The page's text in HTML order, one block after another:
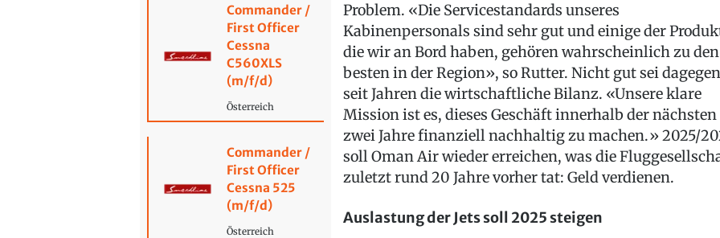
Commander /
First Officer
Cessna
C560XLS
(m/f/d)
Österreich
Commander /
First Officer
Cessna 525
(m/f/d)
Österreich
Problem. «Die Servicestandards unseres
Kabinenpersonals sind sehr gut und einige der
die wir an Bord haben, gehören wahrscheinlich zu den
besten in der Region», so Rutter. Nicht gut sei dagegen
seit Jahren die wirtschaftliche Bilanz. «Unsere klare
Mission ist es, dieses Geschäft innerhalb der nächsten
zwei Jahre finanziell nachhaltig zu machen.» 2025/
soll Oman Air wieder erreichen, was die
zuletzt rund 20 Jahre vorher tat: Geld verdienen.
Auslastung der Jets soll 2025 steigen